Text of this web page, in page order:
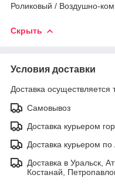
Роликовый / Воздушно-
Скрыть
Условия доставки
Доставка осуществляется
Самовывоз
Доставка курьером
Доставка курьером
Доставка в Уральск,
Костанай,